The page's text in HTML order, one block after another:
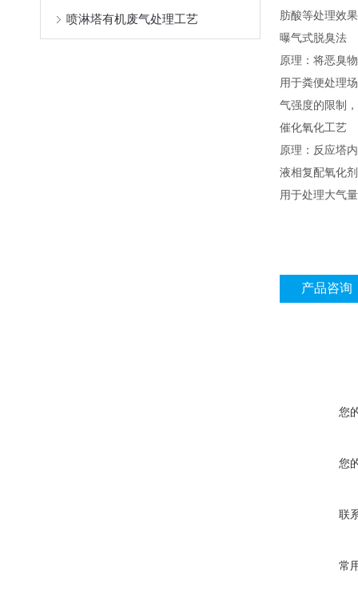
喷淋塔有机废气处理工艺
肪酸等处理效
曝气式脱臭法
原理：将恶臭
用于粪便处理
气强度的限制
催化氧化工艺
原理：反应塔
液相复配氧化
用于处理大气
产品咨询
您
您
联
常